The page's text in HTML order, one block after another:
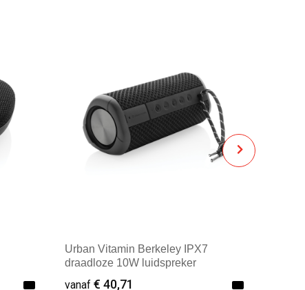
Urban Vitamin Berkeley IPX7
draadloze 10W luidspreker
vanaf € 40,71